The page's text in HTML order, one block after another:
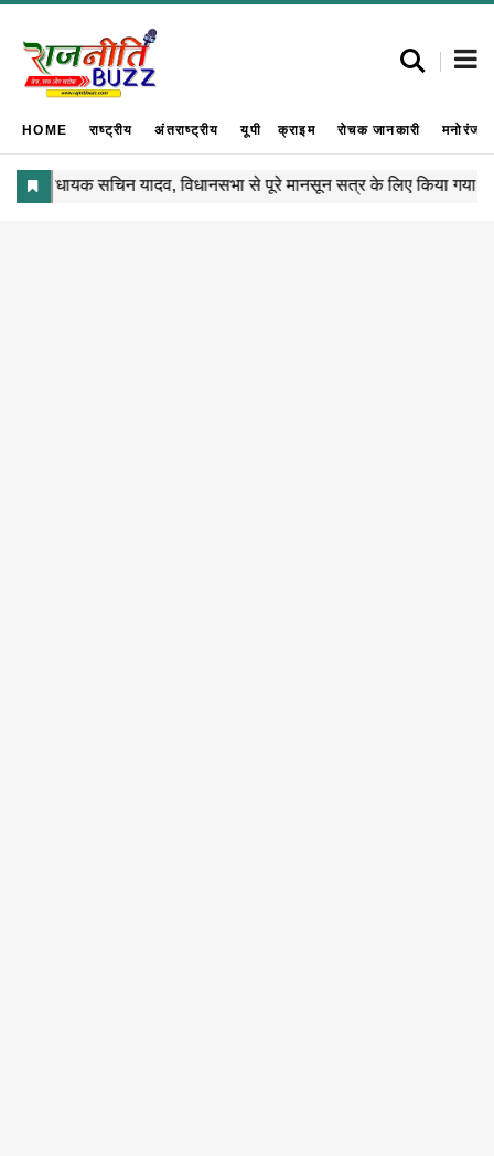
HOME राष्ट्रीय अंतराष्ट्रीय यूपी क्राइम रोचक जानकारी मनोरंजन